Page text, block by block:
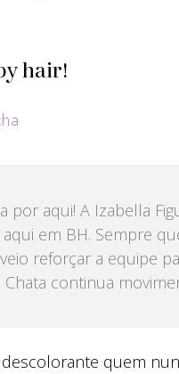
hair!
por aqui! A Izabella
em BH. Sempre
reforçar a equipe
continua
quem